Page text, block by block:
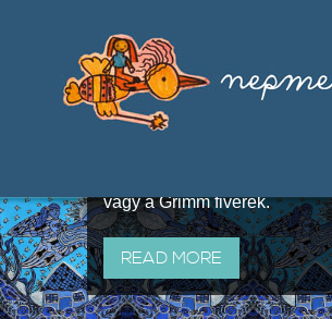
útján terjedő elbeszélésekből,
melyeket olyan ismert gyűjtők
állítottak össze, mint Benedek
vagy a Grimm fivérek.
READ MORE